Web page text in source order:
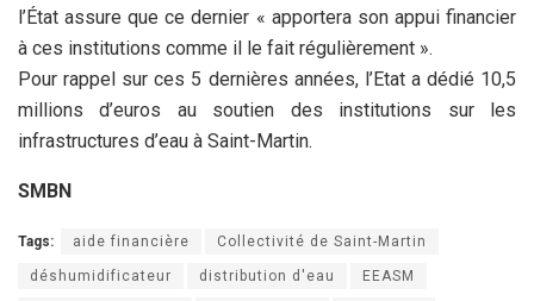
l’État assure que ce dernier « apportera son appui financier
à ces institutions comme il le fait régulièrement ».
Pour rappel sur ces 5 dernières années, l’Etat a dédié 10,5
millions d’euros au soutien des institutions sur les
infrastructures d’eau à Saint-Martin.
SMBN
Tags: aide financière Collectivité de Saint-Martin
déshumidificateur distribution d'eau EEASM